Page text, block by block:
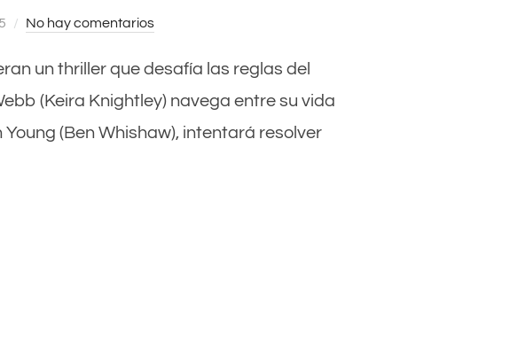
No hay comentarios
un thriller que desafía las reglas del
(Keira Knightley) navega entre su vida
(Ben Whishaw), intentará resolver